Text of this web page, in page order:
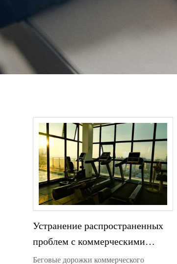
Устранение распространенных
проблем с коммерческими
беговыми дорожками
Беговые дорожки коммерческого